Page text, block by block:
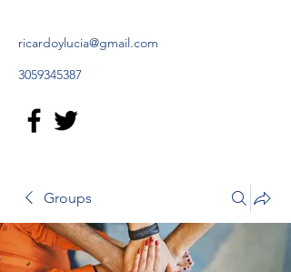
ricardoylucia@gmail.com
3059345387
Groups